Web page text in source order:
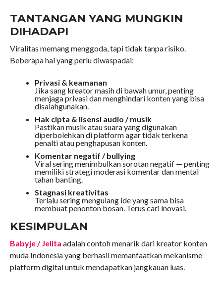
TANTANGAN YANG MUNGKIN
DIHADAPI
Viralitas memang menggoda, tapi tidak tanpa risiko.
Beberapa hal yang perlu diwaspadai:
Privasi & keamanan
Jika sang kreator masih di bawah umur, penting
menjaga privasi dan menghindari konten yang bisa
disalahgunakan.
Hak cipta & lisensi audio / musik
Pastikan musik atau suara yang digunakan
diperbolehkan di platform agar tidak terkena
penalti atau penghapusan konten.
Komentar negatif / bullying
Viral sering menimbulkan sorotan negatif — penting
memiliki strategi moderasi komentar dan mental
tahan banting.
Stagnasi kreativitas
Terlalu sering mengulang ide yang sama bisa
membuat penonton bosan. Terus cari inovasi.
KESIMPULAN
Babyje / Jelita adalah contoh menarik dari kreator konten
muda Indonesia yang berhasil memanfaatkan mekanisme
platform digital untuk mendapatkan jangkauan luas.